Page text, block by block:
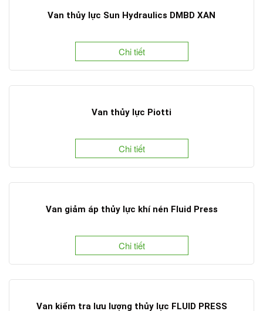
Van thủy lực Sun Hydraulics DMBD XAN
Chi tiết
Van thủy lực Piotti
Chi tiết
Van giảm áp thủy lực khí nén Fluid Press
Chi tiết
Van kiểm tra lưu lượng thủy lực FLUID PRESS